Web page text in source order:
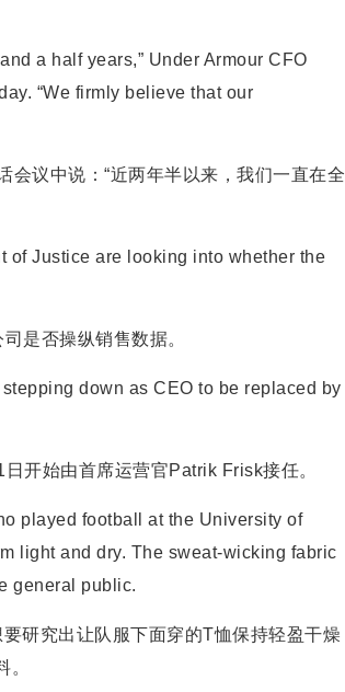
a half years,” Under Armour CFO
“We firmly believe that our
议中说：“近两年半以来，我们一直在全
Justice are looking into whether the
是否操纵销售数据。
down as CEO to be replaced by
始由首席运营官Patrik Frisk接任。
played football at the University of
light and dry. The sweat-wicking fabric
general public.
究出让队服下面穿的T恤保持轻盈干燥